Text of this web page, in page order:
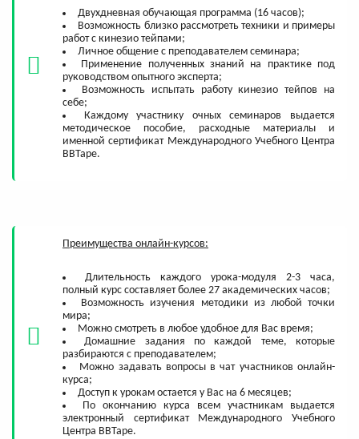
Двухдневная обучающая программа (16 часов);
Возможность близко рассмотреть техники и примеры
работ с кинезио тейпами;
Личное общение с преподавателем семинара;
Применение полученных знаний на практике под
руководством опытного эксперта;
Возможность испытать работу кинезио тейпов на
себе;
Каждому участнику очных семинаров выдается
методическое пособие, расходные материалы и
именной сертификат Международного Учебного Центра
BBTape.
Преимущества онлайн-курсов:
Длительность каждого урока-модуля 2-3 часа,
полный курс составляет более 27 академических часов;
Возможность изучения методики из любой точки
мира;
Можно смотреть в любое удобное для Вас время;​​​​​​​
Домашние задания по каждой теме, которые
разбираются с преподавателем;
Можно задавать вопросы в чат участников онлайн-
курса;
Доступ к урокам остается у Вас на 6 месяцев;
По окончанию курса всем участникам выдается
электронный сертификат Международного Учебного
Центра BBTape.